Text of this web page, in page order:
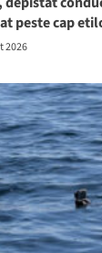
peste cap
2026